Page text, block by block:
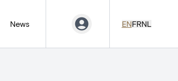
News ENFRNL